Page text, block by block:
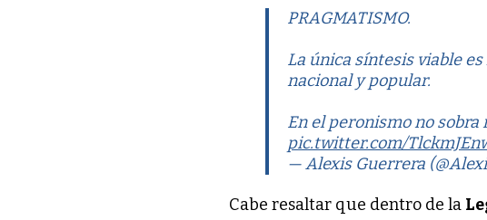
PRAGMATISMO.
La única síntesis viable
nacional y popular.
En el peronismo no
pic.twitter.com/
— Alexis Guerrera
Cabe resaltar que dentro de la